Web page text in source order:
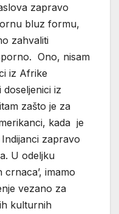
zapravo
bluz formu,
zahvaliti
Ono, nisam
iz Afrike
iz
zašto je za
kada je
zapravo
U odeljku
imamo
vezano za
kulturnih